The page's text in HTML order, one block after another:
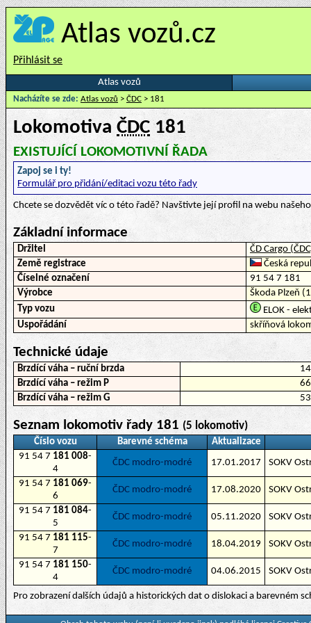
Atlas vozů.cz
Přihlásit se
Atlas vozů
Nacházíte se zde: Atlas vozů > ČDC > 181
Lokomotiva ČDC 181
EXISTUJÍCÍ LOKOMOTIVNÍ ŘADA
Zapoj se i ty!
Formulář pro přidání/editaci vozu této řady
Chcete se dozvědět víc o této řadě? Navštivte její profil na webu
Základní informace
Držitel
ČD Cargo
Země registrace
Česká
Číselné označení
91 54 7 181
Výrobce
Škoda Plzeň
Typ vozu
ELOK -
Uspořádání
skříňová
Technické údaje
Brzdící váha – ruční brzda
14
Brzdící váha – režim P
66
Brzdící váha – režim G
53
Seznam lokomotiv řady 181(5 lokomotiv)
Číslo vozu Barevné schéma
Aktualizace
91 54 7 181 008-
4
ČDC modro-modré 17.01.2017
SOKV
91 54 7 181 069-
6
ČDC modro-modré 17.08.2020
SOKV
91 54 7 181 084-
5
ČDC modro-modré 05.11.2020
SOKV
91 54 7 181 115-
7
ČDC modro-modré 18.04.2019
SOKV
91 54 7 181 150-
4
ČDC modro-modré 04.06.2015 SOKV
Pro zobrazení dalších údajů a historických dat o dislokaci a barevném